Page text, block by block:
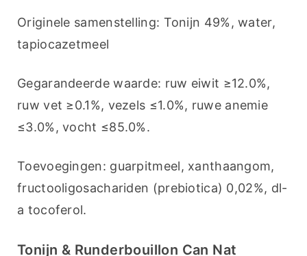
Originele samenstelling: Tonijn 49%, water,
tapiocazetmeel
Gegarandeerde waarde: ruw eiwit ≥12.0%,
ruw vet ≥0.1%, vezels ≤1.0%, ruwe anemie
≤3.0%, vocht ≤85.0%.
Toevoegingen: guarpitmeel, xanthaangom,
fructooligosachariden (prebiotica) 0,02%, dl-
a tocoferol.
Tonijn & Runderbouillon Can Nat